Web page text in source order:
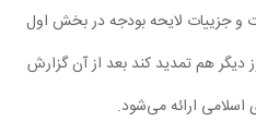
و جزییات لایحه بودجه در بخش اول
که می‌تواند این مدت را ۱۰ روز دیگر هم تمدید کند بعد از آن گزارش
ارائه می‌شود.